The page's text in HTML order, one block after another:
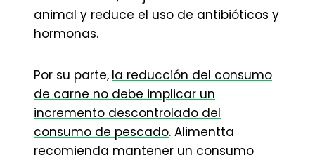
animal y reduce el uso de antibióticos y
hormonas.
Por su parte, la reducción del consumo
de carne no debe implicar un
incremento descontrolado del
consumo de pescado. Alimentta
recomienda mantener un consumo